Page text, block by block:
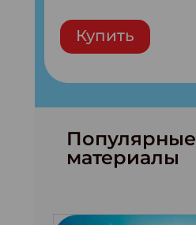
Купить
Популярные
материалы